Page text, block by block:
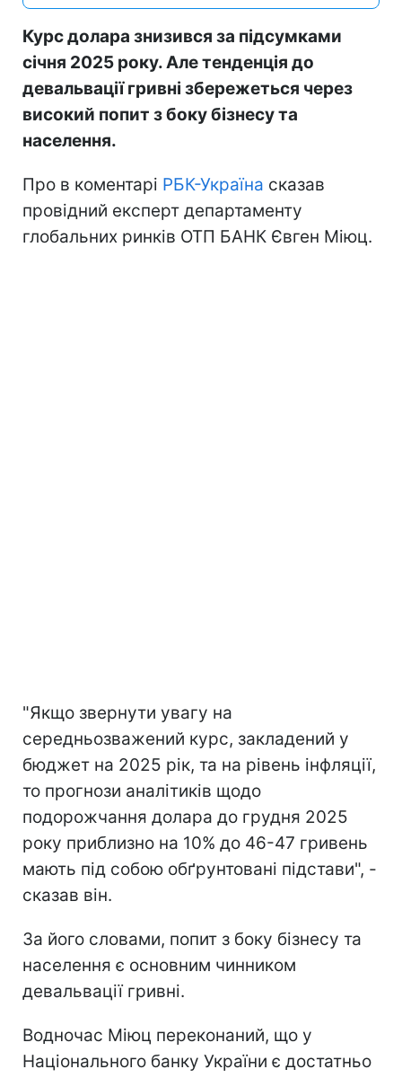
Курс долара знизився за підсумками
січня 2025 року. Але тенденція до
девальвації гривні збережеться через
високий попит з боку бізнесу та
населення.
Про в коментарі РБК-Україна сказав
провідний експерт департаменту
глобальних ринків ОТП БАНК Євген Міюц.
"Якщо звернути увагу на
середньозважений курс, закладений у
бюджет на 2025 рік, та на рівень інфляції,
то прогнози аналітиків щодо
подорожчання долара до грудня 2025
року приблизно на 10% до 46-47 гривень
мають під собою обґрунтовані підстави", -
сказав він.
За його словами, попит з боку бізнесу та
населення є основним чинником
девальвації гривні.
Водночас Міюц переконаний, що у
Національного банку України є достатньо